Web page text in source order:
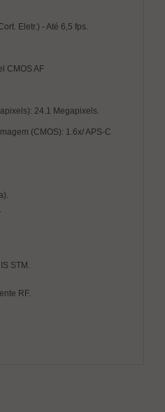
Eletr.) - Até 6,5 fps.
CMOS AF
24.1 Megapixels.
(CMOS): 1.6x/ APS-C
STM.
RF.